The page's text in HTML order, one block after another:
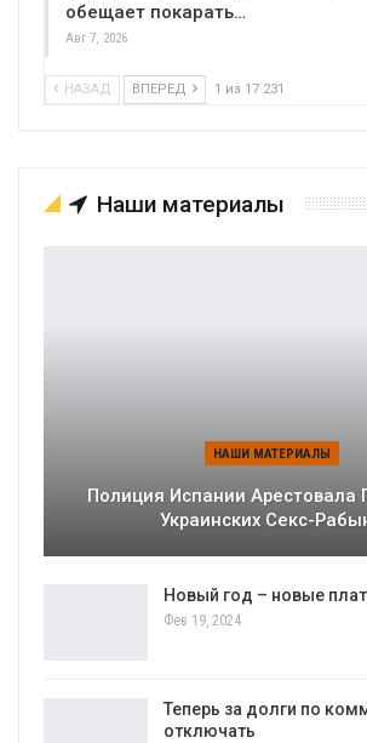
обещает покарать…
Авг 7, 2026
НАЗАД ВПЕРЕД 1 из 17 231
Наши материалы
НАШИ МАТЕРИАЛЫ
Полиция Испании Арестовала
Украинских Секс-
Новый год – новые
Фев 19, 2024
Теперь за долги по
отключать